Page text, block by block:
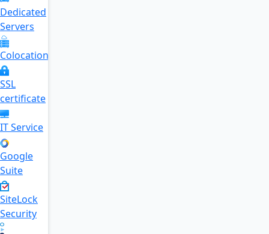
Dedicated
Servers
Colocation
SSL
certificate
IT Service
Google
Suite
SiteLock
Security